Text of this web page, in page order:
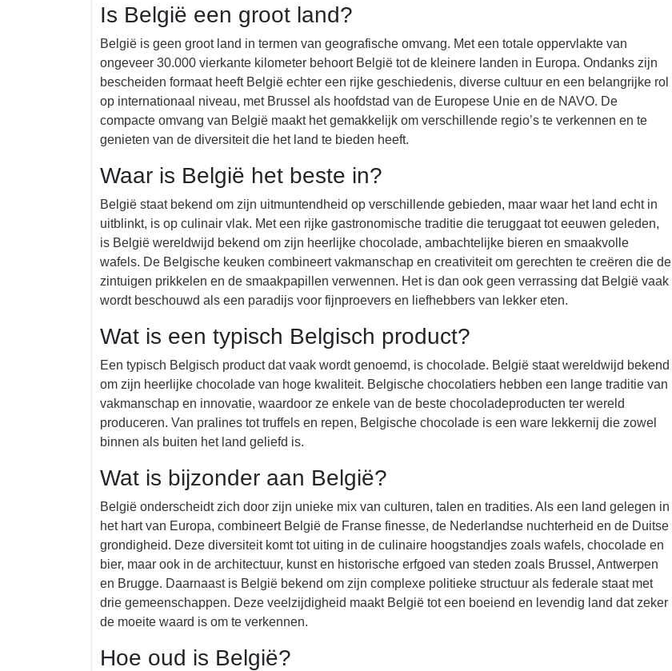
Is België een groot land?
België is geen groot land in termen van geografische omvang. Met een totale oppervlakte van
ongeveer 30.000 vierkante kilometer behoort België tot de kleinere landen in Europa. Ondanks zijn
bescheiden formaat heeft België echter een rijke geschiedenis, diverse cultuur en een belangrijke rol
op internationaal niveau, met Brussel als hoofdstad van de Europese Unie en de NAVO. De
compacte omvang van België maakt het gemakkelijk om verschillende regio’s te verkennen en te
genieten van de diversiteit die het land te bieden heeft.
Waar is België het beste in?
België staat bekend om zijn uitmuntendheid op verschillende gebieden, maar waar het land echt in
uitblinkt, is op culinair vlak. Met een rijke gastronomische traditie die teruggaat tot eeuwen geleden,
is België wereldwijd bekend om zijn heerlijke chocolade, ambachtelijke bieren en smaakvolle
wafels. De Belgische keuken combineert vakmanschap en creativiteit om gerechten te creëren die de
zintuigen prikkelen en de smaakpapillen verwennen. Het is dan ook geen verrassing dat België vaak
wordt beschouwd als een paradijs voor fijnproevers en liefhebbers van lekker eten.
Wat is een typisch Belgisch product?
Een typisch Belgisch product dat vaak wordt genoemd, is chocolade. België staat wereldwijd bekend
om zijn heerlijke chocolade van hoge kwaliteit. Belgische chocolatiers hebben een lange traditie van
vakmanschap en innovatie, waardoor ze enkele van de beste chocoladeproducten ter wereld
produceren. Van pralines tot truffels en repen, Belgische chocolade is een ware lekkernij die zowel
binnen als buiten het land geliefd is.
Wat is bijzonder aan België?
België onderscheidt zich door zijn unieke mix van culturen, talen en tradities. Als een land gelegen in
het hart van Europa, combineert België de Franse finesse, de Nederlandse nuchterheid en de Duitse
grondigheid. Deze diversiteit komt tot uiting in de culinaire hoogstandjes zoals wafels, chocolade en
bier, maar ook in de architectuur, kunst en historische erfgoed van steden zoals Brussel, Antwerpen
en Brugge. Daarnaast is België bekend om zijn complexe politieke structuur als federale staat met
drie gemeenschappen. Deze veelzijdigheid maakt België tot een boeiend en levendig land dat zeker
de moeite waard is om te verkennen.
Hoe oud is België?